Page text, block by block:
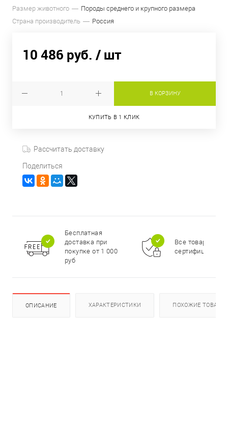
Размер животного
Породы среднего и крупного размера
Страна производитель
Россия
10 486 руб. / шт
В КОРЗИНУ
КУПИТЬ В 1 КЛИК
Рассчитать доставку
Поделиться
Бесплатная
доставка при
покупке от 1 000
руб
Все товары
ОПИСАНИЕ ХАРАКТЕРИСТИКИ ПОХОЖИЕ ТОВАРЫ